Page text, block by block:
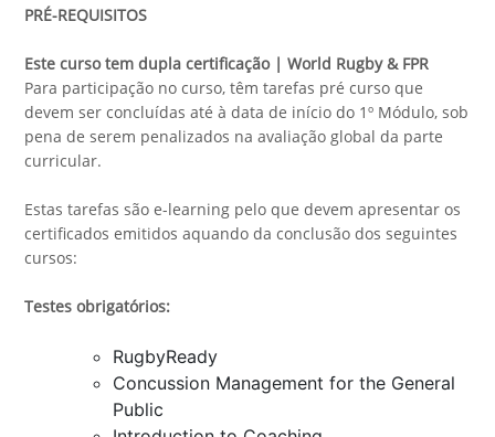
PRÉ-REQUISITOS
Este curso tem dupla certificação | World Rugby & FPR
Para participação no curso, têm tarefas pré curso que
devem ser concluídas até à data de início do 1º Módulo, sob
pena de serem penalizados na avaliação global da parte
curricular.
Estas tarefas são e-learning pelo que devem apresentar os
certificados emitidos aquando da conclusão dos seguintes
cursos:
Testes obrigatórios:
RugbyReady
Concussion Management for the General
Public